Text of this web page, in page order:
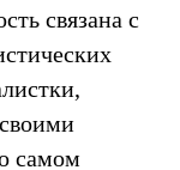
связана с
самом